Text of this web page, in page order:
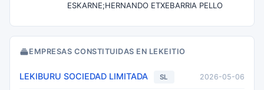
ESKARNE;HERNANDO ETXEBARRIA PELLO
EMPRESAS CONSTITUIDAS EN LEKEITIO
LEKIBURU SOCIEDAD LIMITADA SL 2026-05-06